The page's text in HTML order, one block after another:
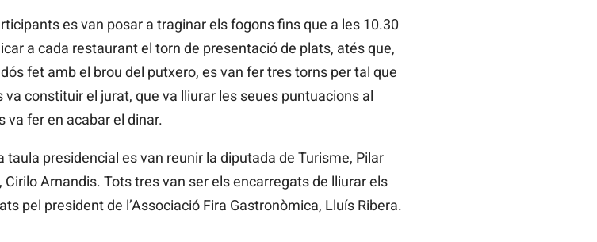
es van posar a traginar els fogons fins que a les 10.30
a cada restaurant el torn de presentació de plats, atés que,
fet amb el brou del putxero, es van fer tres torns per tal que
constituir el jurat, que va lliurar les seues puntuacions al
va fer en acabar el dinar.
taula presidencial es van reunir la diputada de Turisme, Pilar
Arnandis. Tots tres van ser els encarregats de lliurar els
pel president de l’Associació Fira Gastronòmica, Lluís Ribera.